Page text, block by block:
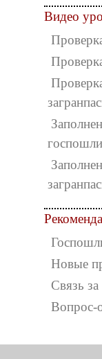
Видео
Новые
Связь
Вопрос-